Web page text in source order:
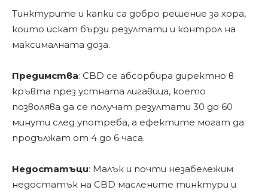
Тинктурите и капки са добро решение за хора,
които искат бързи резултати и контрол на
максималната доза.
Предимства: CBD се абсорбира директно в
кръвта през устната лигавица, което
позволява да се получат резултати 30 до 60
минути след употреба, а ефектите могат да
продължат от 4 до 6 часа.
Недостатъци: Малък и почти незабележим
недостатък на CBD маслените тинктури и